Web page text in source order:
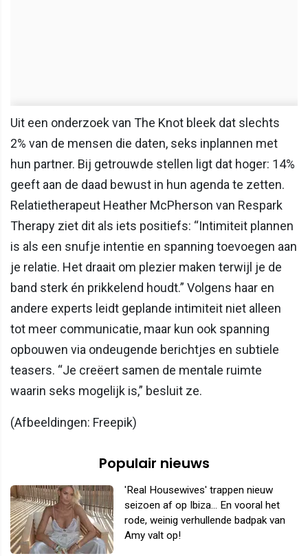
Uit een onderzoek van The Knot bleek dat slechts
2% van de mensen die daten, seks inplannen met
hun partner. Bij getrouwde stellen ligt dat hoger: 14%
geeft aan de daad bewust in hun agenda te zetten.
Relatietherapeut Heather McPherson van Respark
Therapy ziet dit als iets positiefs: “Intimiteit plannen
is als een snufje intentie en spanning toevoegen aan
je relatie. Het draait om plezier maken terwijl je de
band sterk én prikkelend houdt.” Volgens haar en
andere experts leidt geplande intimiteit niet alleen
tot meer communicatie, maar kun ook spanning
opbouwen via ondeugende berichtjes en subtiele
teasers. “Je creëert samen de mentale ruimte
waarin seks mogelijk is,” besluit ze.
(Afbeeldingen: Freepik)
Populair nieuws
'Real Housewives' trappen nieuw
seizoen af op Ibiza... En vooral het
rode, weinig verhullende badpak van
Amy valt op!